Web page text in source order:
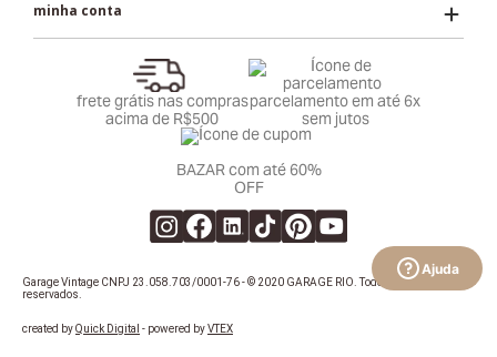
Ajuda
minha conta
frete grátis nas compras
acima de R$500
parcelamento em até 6x
sem jutos
BAZAR com até 60%
OFF
Garage Vintage CNPJ 23.058.703/0001-76 - © 2020 GARAGE RIO. Todos os direitos
reservados.
created byQuick Digital - powered byVTEX